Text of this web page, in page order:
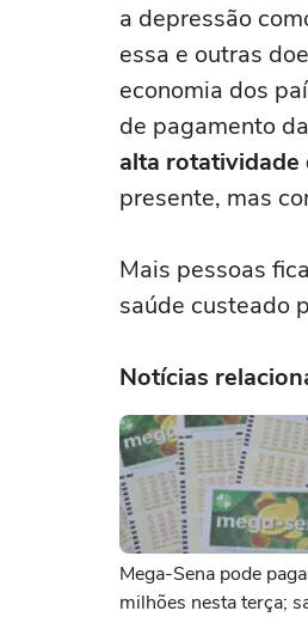
a depressão
essa e outras
economia dos
de pagamento
alta
presente, mas
Mais pessoas
saúde custeado
Notícias
Mega-Sena pode
milhões nesta terça;